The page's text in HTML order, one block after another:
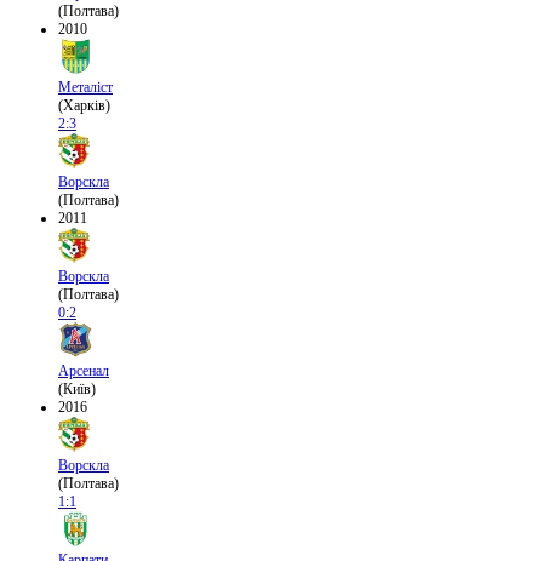
(Полтава)
2010
Металіст
(Харків)
2:3
Ворскла
(Полтава)
2011
Ворскла
(Полтава)
0:2
Арсенал
(Київ)
2016
Ворскла
(Полтава)
1:1